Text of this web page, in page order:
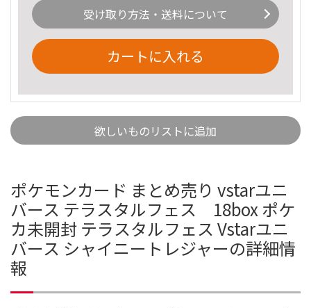
受け取り方法・送料について
カートに入れる
欲しいものリストに追加
ポケモンカード まとめ売り vstarユニ
バース テラスタルフェス 18box ポケ
カ未開封 テラスタルフェス Vstarユニ
バース シャイニートレジャーの詳細情
報